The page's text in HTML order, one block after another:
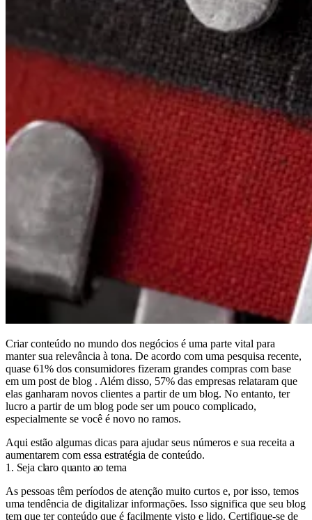
Criar conteúdo no mundo dos negócios é uma parte vital para
manter sua relevância à tona. De acordo com uma pesquisa recente,
quase 61% dos consumidores fizeram grandes compras com base
em um post de blog . Além disso, 57% das empresas relataram que
elas ganharam novos clientes a partir de um blog. No entanto, ter
lucro a partir de um blog pode ser um pouco complicado,
especialmente se você é novo no ramos.
Aqui estão algumas dicas para ajudar seus números e sua receita a
aumentarem com essa estratégia de conteúdo.
1. Seja claro quanto ao tema
As pessoas têm períodos de atenção muito curtos e, por isso, temos
uma tendência de digitalizar informações. Isso significa que seu blog
tem que ter conteúdo que é facilmente visto e lido. Certifique-se de